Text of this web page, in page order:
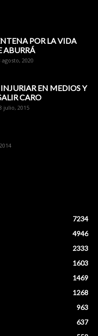
POR LA VIDA
ABURRÁ
agosto, 2020
EN MEDIOS Y
CARO
julio, 2015
7234
4946
2333
1603
1469
1268
963
637